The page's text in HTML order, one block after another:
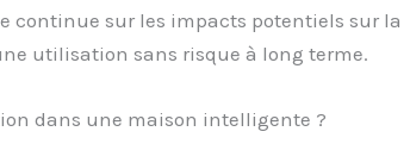
continue sur les impacts potentiels sur la
utilisation sans risque à long terme.
dans une maison intelligente ?